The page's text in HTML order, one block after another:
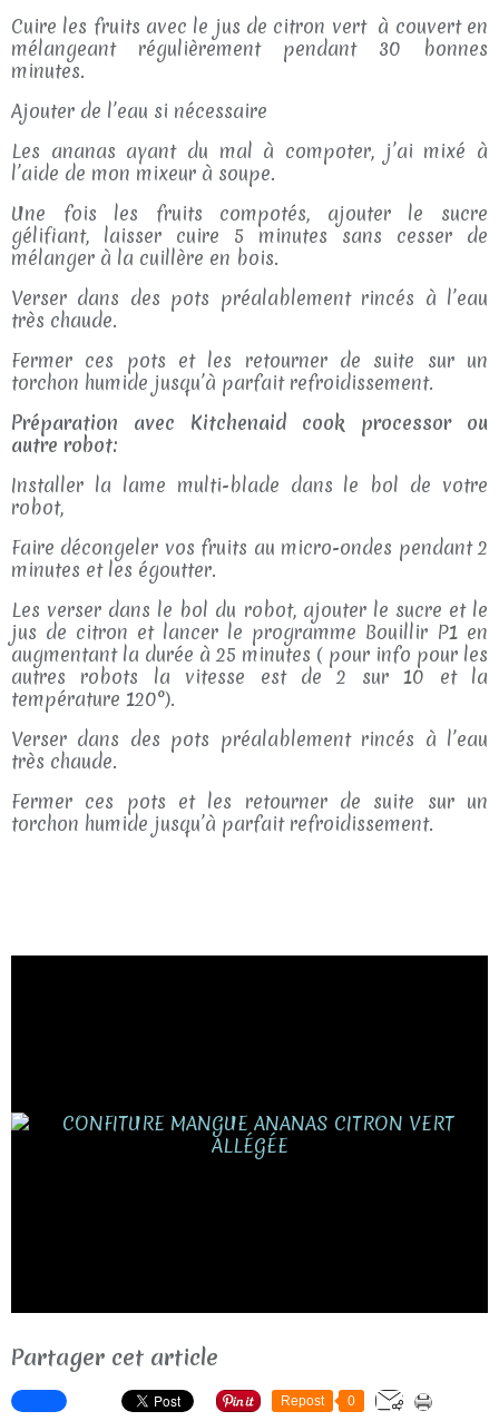
Cuire les fruits avec le jus de citron vert à couvert en
mélangeant régulièrement pendant 30 bonnes
minutes.
Ajouter de l’eau si nécessaire
Les ananas ayant du mal à compoter, j’ai mixé à
l’aide de mon mixeur à soupe.
Une fois les fruits compotés, ajouter le sucre
gélifiant, laisser cuire 5 minutes sans cesser de
mélanger à la cuillère en bois.
Verser dans des pots préalablement rincés à l’eau
très chaude.
Fermer ces pots et les retourner de suite sur un
torchon humide jusqu’à parfait refroidissement.
Préparation avec Kitchenaid cook processor ou
autre robot:
Installer la lame multi-blade dans le bol de votre
robot,
Faire décongeler vos fruits au micro-ondes pendant 2
minutes et les égoutter.
Les verser dans le bol du robot, ajouter le sucre et le
jus de citron et lancer le programme Bouillir P1 en
augmentant la durée à 25 minutes ( pour info pour les
autres robots la vitesse est de 2 sur 10 et la
température 120°).
Verser dans des pots préalablement rincés à l’eau
très chaude.
Fermer ces pots et les retourner de suite sur un
torchon humide jusqu’à parfait refroidissement.
Partager cet article
Repost 0